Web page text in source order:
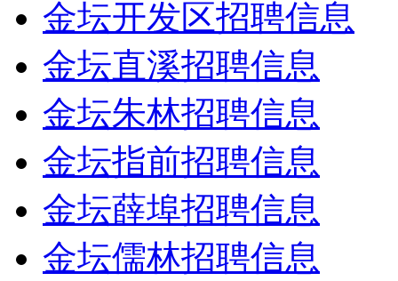
金坛开发区招聘信息
金坛直溪招聘信息
金坛朱林招聘信息
金坛指前招聘信息
金坛薛埠招聘信息
金坛儒林招聘信息